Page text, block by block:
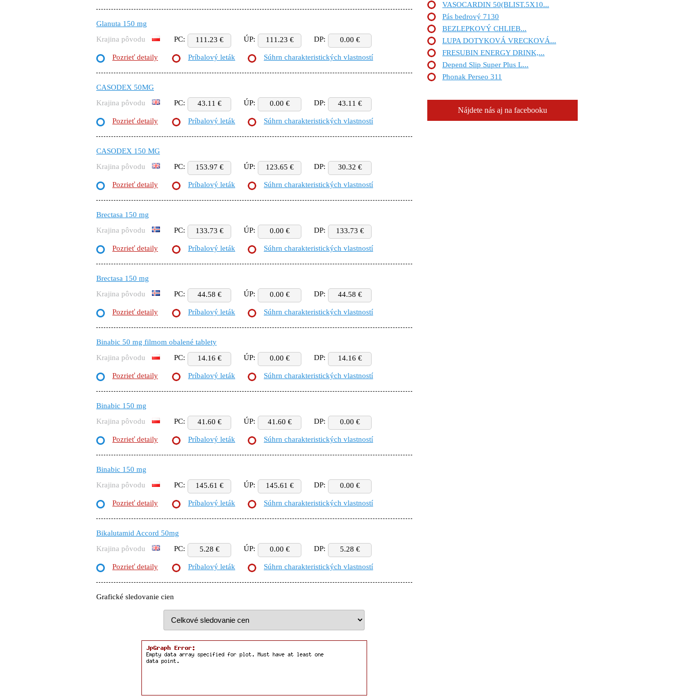
Glanuta 150 mg
Krajina pôvodu
PC: 111.23 € ÚP: 111.23 € DP: 0.00 €
Pozrieť detaily Príbalový leták Súhrn charakteristických vlastností
CASODEX 50MG
Krajina pôvodu
PC: 43.11 € ÚP: 0.00 € DP: 43.11 €
Pozrieť detaily Príbalový leták Súhrn charakteristických vlastností
CASODEX 150 MG
Krajina pôvodu
PC: 153.97 € ÚP: 123.65 € DP: 30.32 €
Pozrieť detaily Príbalový leták Súhrn charakteristických vlastností
Brectasa 150 mg
Krajina pôvodu
PC: 133.73 € ÚP: 0.00 € DP: 133.73 €
Pozrieť detaily Príbalový leták Súhrn charakteristických vlastností
Brectasa 150 mg
Krajina pôvodu
PC: 44.58 € ÚP: 0.00 € DP: 44.58 €
Pozrieť detaily Príbalový leták Súhrn charakteristických vlastností
Binabic 50 mg filmom obalené tablety
Krajina pôvodu
PC: 14.16 € ÚP: 0.00 € DP: 14.16 €
Pozrieť detaily Príbalový leták Súhrn charakteristických vlastností
Binabic 150 mg
Krajina pôvodu
PC: 41.60 € ÚP: 41.60 € DP: 0.00 €
Pozrieť detaily Príbalový leták Súhrn charakteristických vlastností
Binabic 150 mg
Krajina pôvodu
PC: 145.61 € ÚP: 145.61 € DP: 0.00 €
Pozrieť detaily Príbalový leták Súhrn charakteristických vlastností
Bikalutamid Accord 50mg
Krajina pôvodu
PC: 5.28 € ÚP: 0.00 € DP: 5.28 €
Pozrieť detaily Príbalový leták Súhrn charakteristických vlastností
Grafické sledovanie cien
VASOCARDIN 50(BLIST.5X10...
Pás bedrový 7130
BEZLEPKOVÝ CHLIEB...
LUPA DOTYKOVÁ VRECKOVÁ...
FRESUBIN ENERGY DRINK,...
Depend Slip Super Plus L...
Phonak Perseo 311
Nájdete nás aj na facebooku